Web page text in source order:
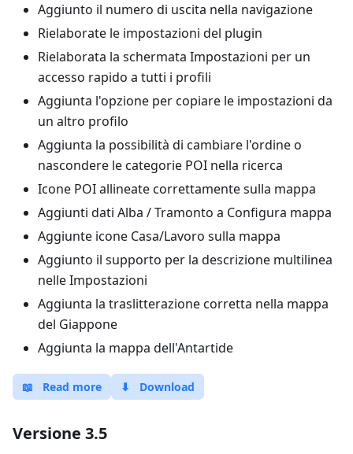
Aggiunto il numero di uscita nella navigazione
Rielaborate le impostazioni del plugin
Rielaborata la schermata Impostazioni per un
accesso rapido a tutti i profili
Aggiunta l'opzione per copiare le impostazioni da
un altro profilo
Aggiunta la possibilità di cambiare l'ordine o
nascondere le categorie POI nella ricerca
Icone POI allineate correttamente sulla mappa
Aggiunti dati Alba / Tramonto a Configura mappa
Aggiunte icone Casa/Lavoro sulla mappa
Aggiunto il supporto per la descrizione multilinea
nelle Impostazioni
Aggiunta la traslitterazione corretta nella mappa
del Giappone
Aggiunta la mappa dell'Antartide
📖 Read more ⬇ Download
Versione 3.5